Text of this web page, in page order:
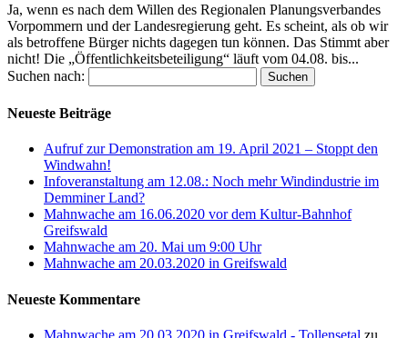
Ja, wenn es nach dem Willen des Regionalen Planungsverbandes
Vorpommern und der Landesregierung geht. Es scheint, als ob wir
als betroffene Bürger nichts dagegen tun können. Das Stimmt aber
nicht! Die „Öffentlichkeitsbeteiligung“ läuft vom 04.08. bis...
Suchen nach:
Neueste Beiträge
Aufruf zur Demonstration am 19. April 2021 – Stoppt den
Windwahn!
Infoveranstaltung am 12.08.: Noch mehr Windindustrie im
Demminer Land?
Mahnwache am 16.06.2020 vor dem Kultur-Bahnhof
Greifswald
Mahnwache am 20. Mai um 9:00 Uhr
Mahnwache am 20.03.2020 in Greifswald
Neueste Kommentare
Mahnwache am 20.03.2020 in Greifswald - Tollensetal zu